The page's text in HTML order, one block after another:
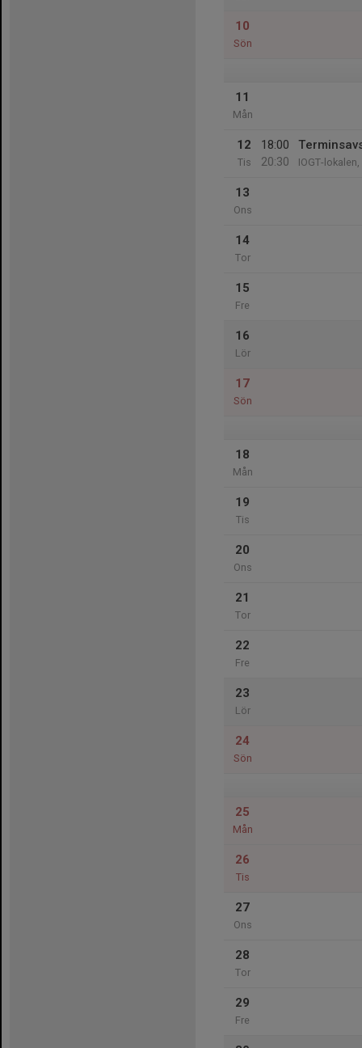
10
Sön
11
Mån
12
Tis
18:00
20:30
IOGT-
13
Ons
14
Tor
15
Fre
16
Lör
17
Sön
18
Mån
19
Tis
20
Ons
21
Tor
22
Fre
23
Lör
24
Sön
25
Mån
26
Tis
27
Ons
28
Tor
29
Fre